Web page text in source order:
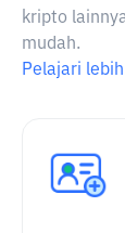
kripto
mudah.
Pelajari